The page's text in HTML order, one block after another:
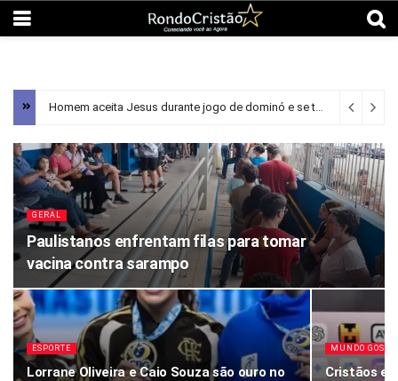
Homem aceita Jesus durante jogo de dominó e se torna evangelista
GERAL
Paulistanos enfrentam filas para tomar
vacina contra sarampo
ESPORTE
Lorrane Oliveira e Caio Souza são ouro no
MUNDO
Cristãos